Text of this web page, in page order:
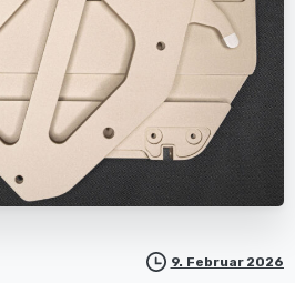
9. Februar 2026